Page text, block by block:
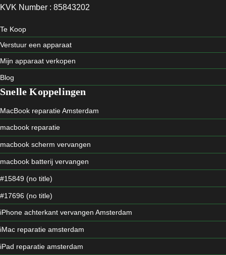
KVK Number : 85843202
Te Koop
Verstuur een apparaat
Mijn apparaat verkopen
Blog
Snelle Koppelingen
MacBook reparatie Amsterdam
macbook reparatie
macbook scherm vervangen
macbook batterij vervangen
#15849 (no title)
#17696 (no title)
iPhone achterkant vervangen Amsterdam
iMac reparatie amsterdam
iPad reparatie amsterdam